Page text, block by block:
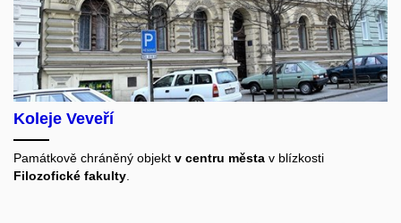
Koleje Veveří
Památkově chráněný objekt v centru města v blízkosti
Filozofické fakulty.